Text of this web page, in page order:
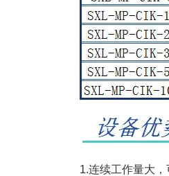
1.连续工作量大，